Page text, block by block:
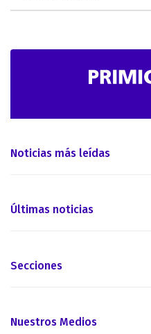
Noticias más leídas
Últimas noticias
Secciones
Nuestros Medios